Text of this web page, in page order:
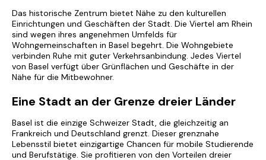
Das historische Zentrum bietet Nähe zu den kulturellen
Einrichtungen und Geschäften der Stadt. Die Viertel am Rhein
sind wegen ihres angenehmen Umfelds für
Wohngemeinschaften in Basel begehrt. Die Wohngebiete
verbinden Ruhe mit guter Verkehrsanbindung. Jedes Viertel
von Basel verfügt über Grünflächen und Geschäfte in der
Nähe für die Mitbewohner.
Eine Stadt an der Grenze dreier Länder
Basel ist die einzige Schweizer Stadt, die gleichzeitig an
Frankreich und Deutschland grenzt. Dieser grenznahe
Lebensstil bietet einzigartige Chancen für mobile Studierende
und Berufstätige. Sie profitieren von den Vorteilen dreier